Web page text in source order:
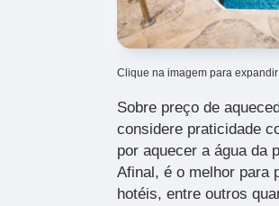
Clique na imagem para expandir
Sobre preço de
considere praticidade
por aquecer a água da
Afinal, é o melhor para
hotéis, entre outros